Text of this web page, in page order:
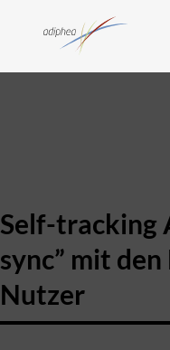
Self-tracking
sync” mit
Nutzer